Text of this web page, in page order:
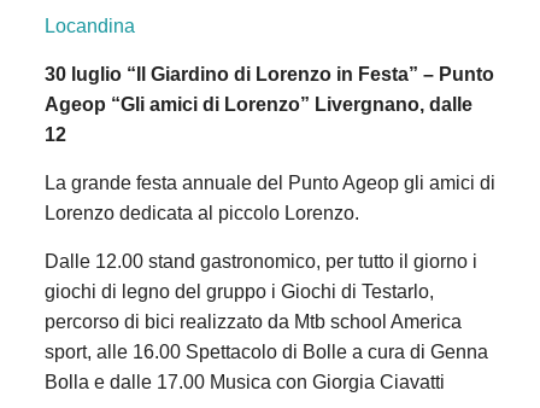
Locandina
30 luglio “Il Giardino di Lorenzo in Festa” – Punto
Ageop “Gli amici di Lorenzo” Livergnano, dalle
12
La grande festa annuale del Punto Ageop gli amici di
Lorenzo dedicata al piccolo Lorenzo.
Dalle 12.00 stand gastronomico, per tutto il giorno i
giochi di legno del gruppo i Giochi di Testarlo,
percorso di bici realizzato da Mtb school America
sport, alle 16.00 Spettacolo di Bolle a cura di Genna
Bolla e dalle 17.00 Musica con Giorgia Ciavatti